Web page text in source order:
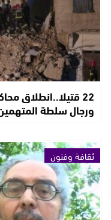
22 قتيلا..انطلاق
ورجال سلطة
ثقافة وفنون